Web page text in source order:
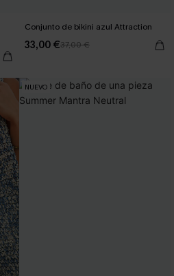
Conjunto de bikini azul Attraction
33,00 €37,00 €
NUEVO